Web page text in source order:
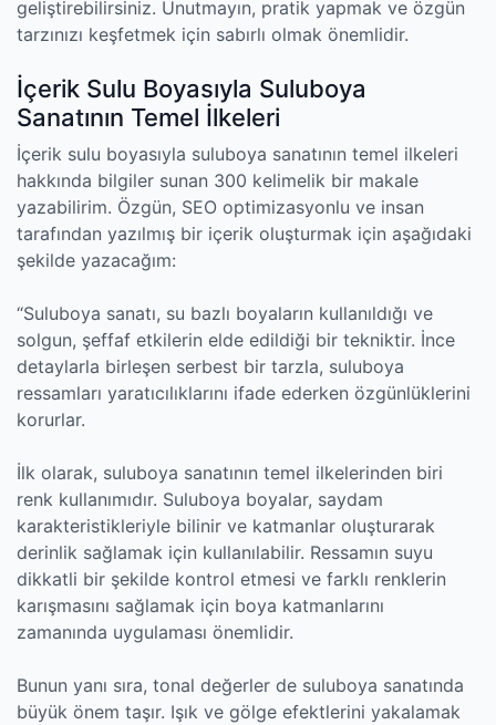
geliştirebilirsiniz. Unutmayın, pratik yapmak ve özgün
tarzınızı keşfetmek için sabırlı olmak önemlidir.
İçerik Sulu Boyasıyla Suluboya
Sanatının Temel İlkeleri
İçerik sulu boyasıyla suluboya sanatının temel ilkeleri
hakkında bilgiler sunan 300 kelimelik bir makale
yazabilirim. Özgün, SEO optimizasyonlu ve insan
tarafından yazılmış bir içerik oluşturmak için aşağıdaki
şekilde yazacağım:
“Suluboya sanatı, su bazlı boyaların kullanıldığı ve
solgun, şeffaf etkilerin elde edildiği bir tekniktir. İnce
detaylarla birleşen serbest bir tarzla, suluboya
ressamları yaratıcılıklarını ifade ederken özgünlüklerini
korurlar.
İlk olarak, suluboya sanatının temel ilkelerinden biri
renk kullanımıdır. Suluboya boyalar, saydam
karakteristikleriyle bilinir ve katmanlar oluşturarak
derinlik sağlamak için kullanılabilir. Ressamın suyu
dikkatli bir şekilde kontrol etmesi ve farklı renklerin
karışmasını sağlamak için boya katmanlarını
zamanında uygulaması önemlidir.
Bunun yanı sıra, tonal değerler de suluboya sanatında
büyük önem taşır. Işık ve gölge efektlerini yakalamak